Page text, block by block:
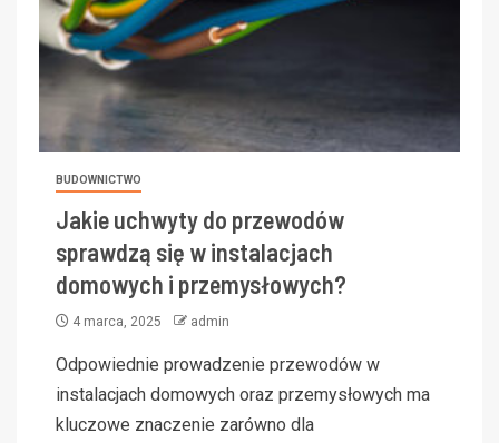
BUDOWNICTWO
Jakie uchwyty do przewodów
sprawdzą się w instalacjach
domowych i przemysłowych?
4 marca, 2025 admin
Odpowiednie prowadzenie przewodów w
instalacjach domowych oraz przemysłowych ma
kluczowe znaczenie zarówno dla